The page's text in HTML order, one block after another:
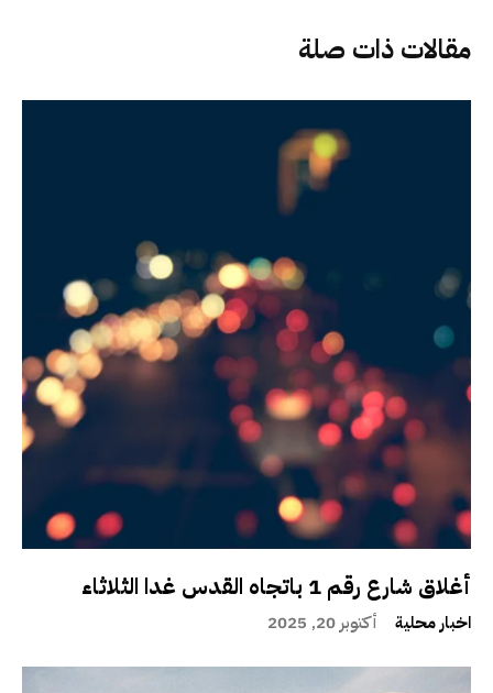
مقالات ذات صلة
أغلاق شارع رقم 1 باتجاه القدس غدا الثلاثاء
اخبار محلية أكتوبر 20, 2025